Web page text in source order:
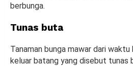
berbunga.
Tunas buta
Tanaman bunga mawar dari
keluar batang yang disebut tunas